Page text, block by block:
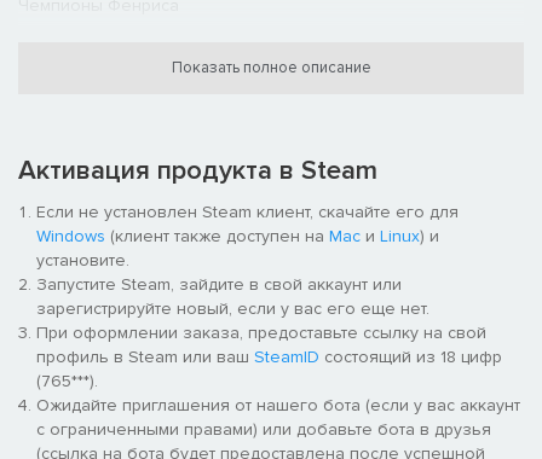
- Метка вульфена, л. наголенник
- Метка волчьей гвардии, пр. наплечник
Морские Волки
- Метка огневой поддержки, пр. наплечник
- Метка линии фронта, пр. наголенник
Показать полное описание
Активация продукта в Steam
Если не установлен Steam клиент, скачайте его для
Windows (клиент также доступен на Mac и Linux) и
установите.
Запустите Steam, зайдите в свой аккаунт или
зарегистрируйте новый, если у вас его еще нет.
При оформлении заказа, предоставьте ссылку на свой
профиль в Steam или ваш SteamID состоящий из 18 цифр
(765***).
Ожидайте приглашения от нашего бота (если у вас аккаунт
с ограниченными правами) или добавьте бота в друзья
(ссылка на бота будет предоставлена после успешной